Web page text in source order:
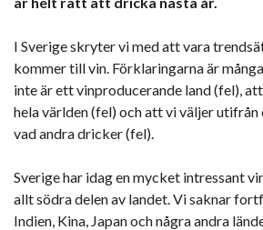
I Sverige skryter vi med att vara
kommer till vin. Förklaringarna är
inte är ett vinproducerande land (fel),
hela världen (fel) och att vi väljer utifrån
vad andra dricker (fel).
Sverige har idag en mycket intressant
allt södra delen av landet. Vi saknar
Indien, Kina, Japan och några andra